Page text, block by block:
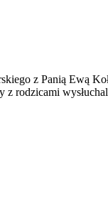
z Panią Ewą
rodzicami